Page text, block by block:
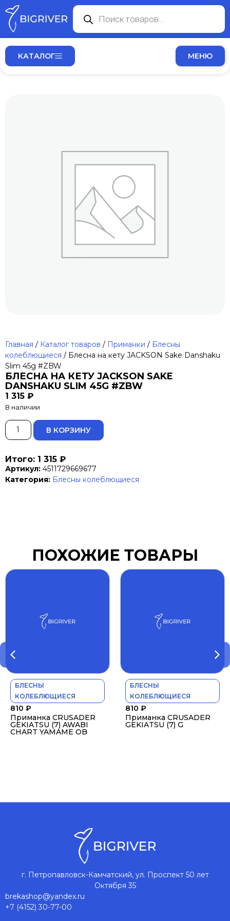
КАТАЛОГ МЕНЮ
Главная / Каталог товаров / Приманки / Блесны
колеблющиеся / Блесна на кету JACKSON Sake Danshaku
Slim 45g #ZBW
БЛЕСНА НА КЕТУ JACKSON SAKE
DANSHAKU SLIM 45G #ZBW
1 315 ₽
В наличии
В КОРЗИНУ ALTERNATIVE:
Итого: 1 315 ₽
Артикул: 4511729669677
Категория: Блесны колеблющиеся
ПОХОЖИЕ ТОВАРЫ
БЛЕСНЫ
КОЛЕБЛЮЩИЕСЯ
810 ₽
Приманка CRUSADER
GEKIATSU (7) AWABI
CHART YAMAME OB
БЛЕСНЫ
КОЛЕБЛЮЩИЕСЯ
810 ₽
Приманка CRUSADER
GEKIATSU (7) G
г. Петропавловск-Камчатский, ул. Проспект 50 лет
Октября 35
brekashop@yandex.ru
+7 (4152) 30-77-00